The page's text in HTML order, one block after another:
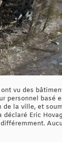
vu des
personnel basé
la ville, et
Eric